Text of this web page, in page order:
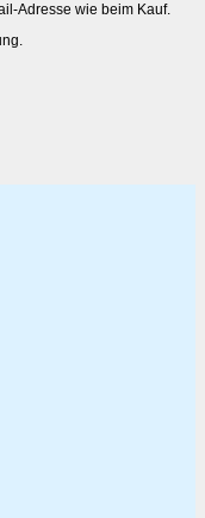
Adresse wie beim Kauf.